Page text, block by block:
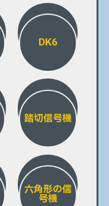
DK6
踏切信号機
六角形の信
号機